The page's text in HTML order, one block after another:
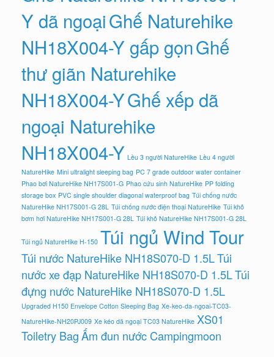
Y dã ngoạiGhế Naturehike
NH18X004-Y gấp gọnGhế
thư giãn Naturehike
NH18X004-YGhế xếp dã
ngoại Naturehike
NH18X004-Y Lều 3 người NatureHike Lều 4 người
NatureHike Mini ultralight sleeping bag PC 7 grade outdoor water container
Phao bơi NatureHike NH17S001-G Phao cứu sinh NatureHike PP folding
storage box PVC single shoulder diagonal waterproof bag Túi chống nước
NatureHike NH17S001-G 28L Túi chống nước điện thoại NatureHike Túi khô
bơm hơi NatureHike NH17S001-G 28L Túi khô NatureHike NH17S001-G 28L
Túi ngủ NatureHike H-150 Túi ngủ Wind Tour
Túi nước NatureHike NH18S070-D 1.5LTúi
nước xe đạp NatureHike NH18S070-D 1.5LTúi
đựng nước NatureHike NH18S070-D 1.5L
Upgraded H150 Envelope Cotton Sleeping Bag Xe-keo-da-ngoai-TC03-
NatureHike-NH20PJ009 Xe kéo dã ngoại TC03 NatureHike XS01
Toiletry BagẤm đun nước Campingmoon